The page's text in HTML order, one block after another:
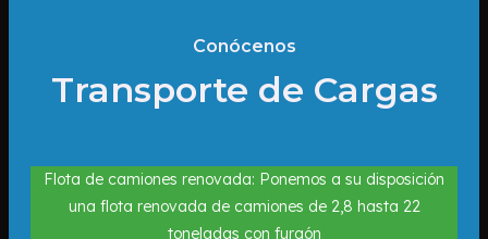
Conócenos
Transporte de Cargas
Flota de camiones renovada: Ponemos a su disposición
una flota renovada de camiones de 2,8 hasta 22
toneladas con furgón